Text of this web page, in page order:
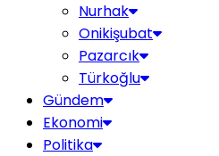
Nurhak
Onikişubat
Pazarcık
Türkoğlu
Gündem
Ekonomi
Politika